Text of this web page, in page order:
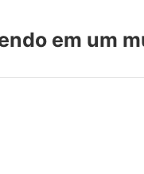
em um